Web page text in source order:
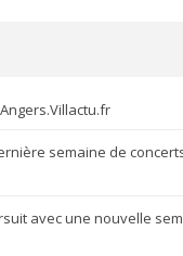
semaine de
avec une nouvelle